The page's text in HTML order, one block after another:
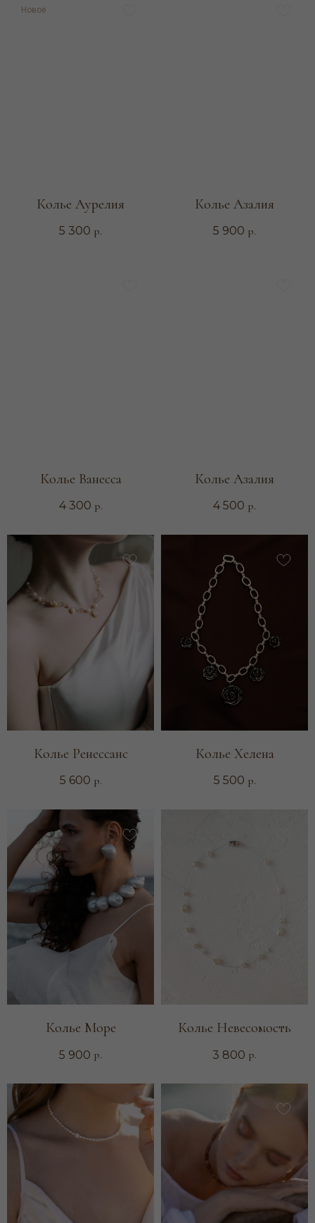
Новое
Колье Аурелия
5 300 р.
Колье Азалия
5 900 р.
Колье Ванесса
4 300 р.
Колье Азалия
4 500 р.
Колье Ренессанс
5 600 р.
Колье Хелена
5 500 р.
Колье Море
5 900 р.
Колье Невесомость
3 800 р.